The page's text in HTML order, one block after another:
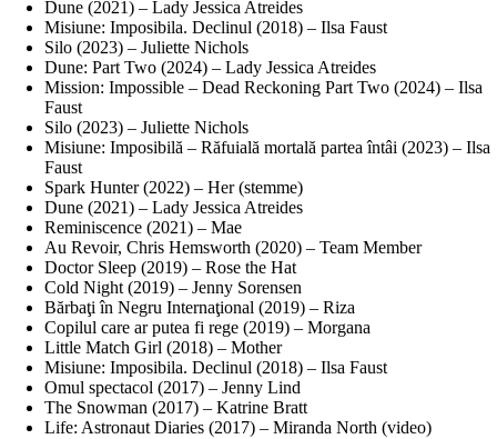
Dune (2021) – Lady Jessica Atreides
Misiune: Imposibila. Declinul (2018) – Ilsa Faust
Silo (2023) – Juliette Nichols
Dune: Part Two (2024) – Lady Jessica Atreides
Mission: Impossible – Dead Reckoning Part Two (2024) – Ilsa
Faust
Silo (2023) – Juliette Nichols
Misiune: Imposibilă – Răfuială mortală partea întâi (2023) – Ilsa
Faust
Spark Hunter (2022) – Her (stemme)
Dune (2021) – Lady Jessica Atreides
Reminiscence (2021) – Mae
Au Revoir, Chris Hemsworth (2020) – Team Member
Doctor Sleep (2019) – Rose the Hat
Cold Night (2019) – Jenny Sorensen
Bărbaţi în Negru Internaţional (2019) – Riza
Copilul care ar putea fi rege (2019) – Morgana
Little Match Girl (2018) – Mother
Misiune: Imposibila. Declinul (2018) – Ilsa Faust
Omul spectacol (2017) – Jenny Lind
The Snowman (2017) – Katrine Bratt
Life: Astronaut Diaries (2017) – Miranda North (video)